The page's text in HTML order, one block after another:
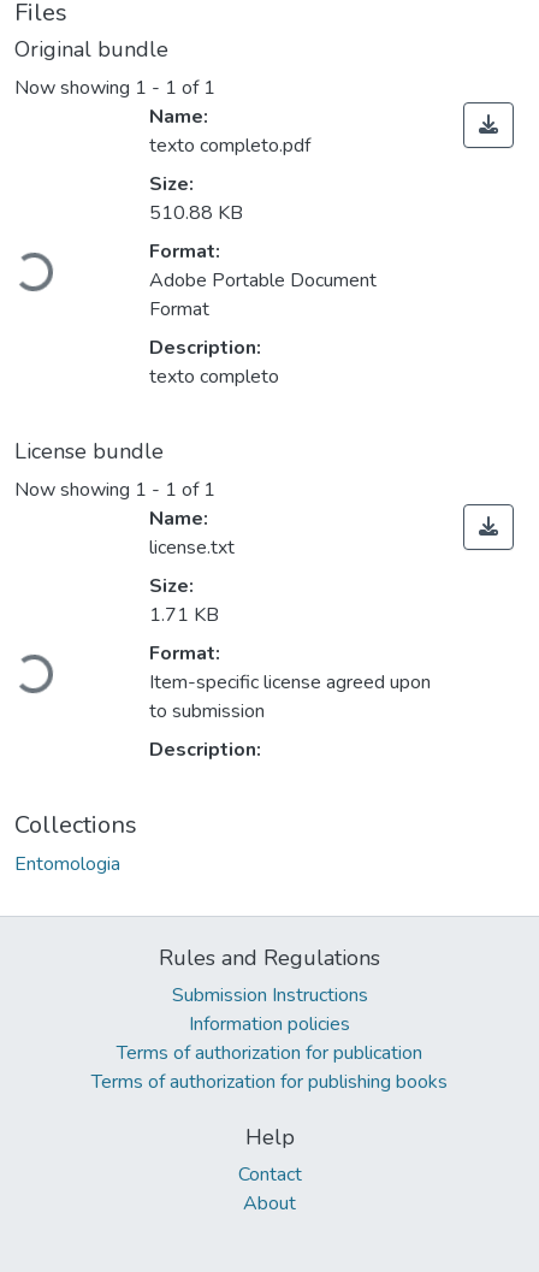
Files
Original bundle
Now showing 1 - 1 of 1
Loading...
Name:
texto completo.pdf
Size:
510.88 KB
Format:
Adobe Portable Document
Format
Description:
texto completo
License bundle
Now showing 1 - 1 of 1
Loading...
Name:
license.txt
Size:
1.71 KB
Format:
Item-specific license agreed upon
to submission
Description:
Collections
Entomologia
Rules and Regulations
Submission Instructions
Information policies
Terms of authorization for publication
Terms of authorization for publishing books
Help
Contact
About